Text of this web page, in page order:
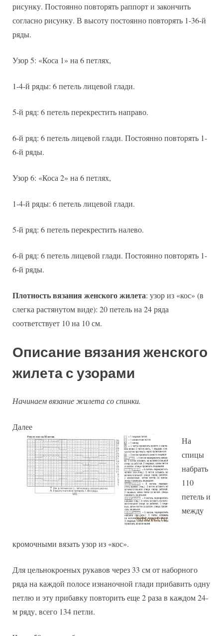
рисунку. Постоянно повторять раппорт и закончить
согласно рисунку. В высоту постоянно повторять 1-36-й
ряды.
Узор 5: «Коса 1» на 6 петлях,
1-4-й ряды: 6 петель лицевой глади.
5-й ряд: 6 петель перекрестить направо.
6-й ряд: 6 петель лицевой глади. Постоянно повторять 1-
6-й ряды.
Узор 6: «Коса 2» на 6 петлях,
1-4-й ряды: 6 петель лицевой глади.
5-й ряд: 6 петель перекрестить налево.
6-й ряд: 6 петель лицевой глади. Постоянно повторять 1-
6-й ряды.
Плотность вязания женского жилета: узор из «кос» (в
слегка растянутом виде): 20 петель на 24 ряда
соответствует 10 на 10 см.
Описание вязания женского
жилета с узорами
Начинаем вязание жилета со спинки.
Далее
На
спицы
набрать
110
петель и
между
кромочными вязать узор из «кос».
Для цельнокроеных рукавов через 33 см от наборного
ряда на каждой полосе изнаночной глади прибавить одну
петлю и эту прибавку повторить еще 2 раза в каждом 24-
м ряду, всего 134 петли.